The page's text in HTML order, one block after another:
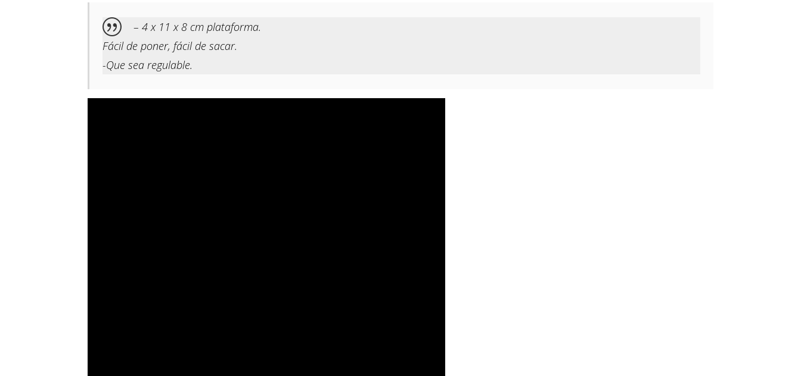
– 4 x 11 x 8 cm plataforma.
Fácil de poner, fácil de sacar.
-Que sea regulable.